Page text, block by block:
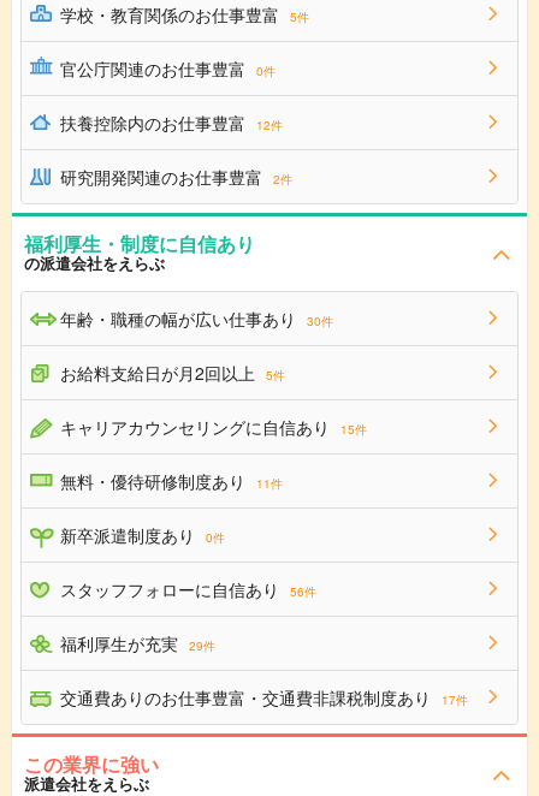
学校・教育関係のお仕事豊富 5件
官公庁関連のお仕事豊富 0件
扶養控除内のお仕事豊富 12件
研究開発関連のお仕事豊富 2件
福利厚生・制度に自信あり
の派遣会社をえらぶ
年齢・職種の幅が広い仕事あり 30件
お給料支給日が月2回以上 5件
キャリアカウンセリングに自信あり 15件
無料・優待研修制度あり 11件
新卒派遣制度あり 0件
スタッフフォローに自信あり 56件
福利厚生が充実 29件
交通費ありのお仕事豊富・交通費非課税制度あり 17件
この業界に強い
派遣会社をえらぶ